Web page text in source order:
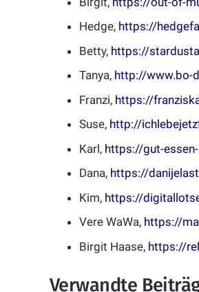
Hedge, https://
Betty, https://
Tanya, http://www.bo-
Franzi, https://
Suse, http://
Karl, https://gut-
Dana, https://
Kim, https://
Vere WaWa, https://
Birgit Haase, https://
Verwandte